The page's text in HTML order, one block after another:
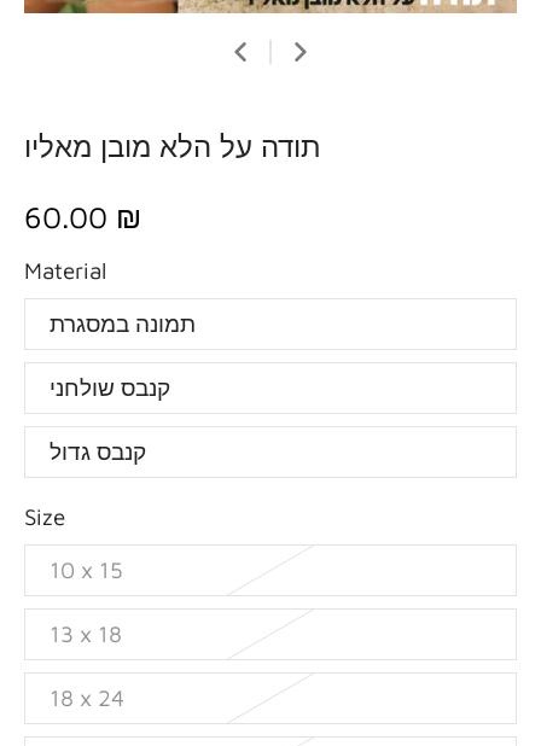
תודה על הלא מובן מאליו
60.00 ₪
Material
תמונה במסגרת
קנבס שולחני
קנבס גדול
Size
10 x 15
13 x 18
18 x 24